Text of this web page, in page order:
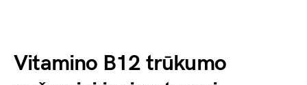
Vitamino B12 trūkumo